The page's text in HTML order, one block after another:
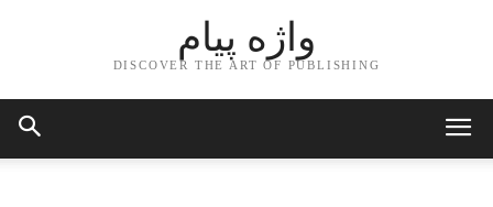
واژه پیام
DISCOVER THE ART OF PUBLISHING